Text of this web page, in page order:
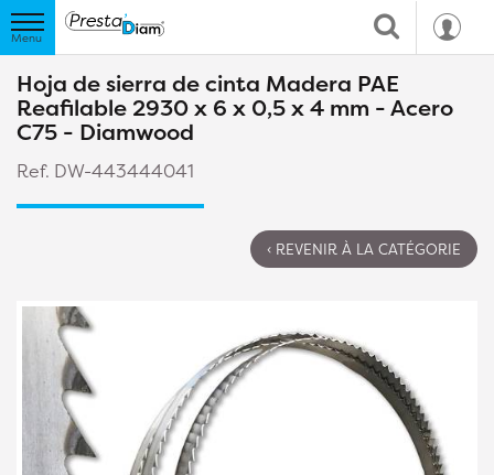
Hoja de sierra de cinta Madera PAE
Reafilable 2930 x 6 x 0,5 x 4 mm - Acero
C75 - Diamwood
Ref. DW-443444041
‹ REVENIR À LA CATÉGORIE